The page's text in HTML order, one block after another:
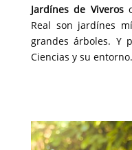
Jardínes de Viveros
Real son jardínes
grandes árboles. Y
Ciencias y su entorno.